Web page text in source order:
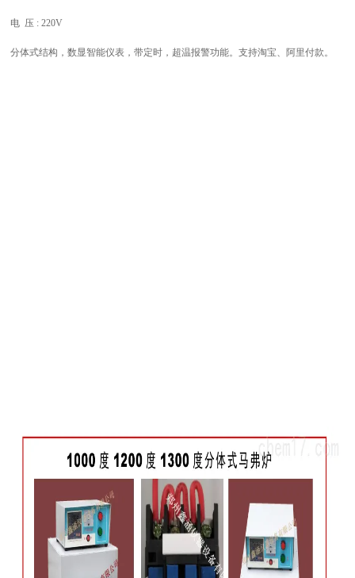
电 压 : 220V
分体式结构，数显智能仪表，带定时，超温报警功能。支持淘宝、阿里付款。